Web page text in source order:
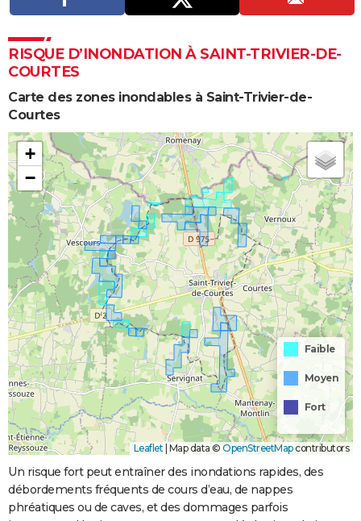
Se connecter
Entreprises
Service militaire
Avis de recherche
FORUM
Bricolage
Lifestyle
Culture
Sport
Auto
Television
Voyage
Cinema
RISQUE D’INONDATION À SAINT-TRIVIER-DE-
COURTES
Carte des zones inondables à Saint-Trivier-de-
Courtes
+
−
Faible
Moyen
Fort
Leaflet | Map data © OpenStreetMapcontributors
Un risque fort peut entraîner des inondations rapides, des
débordements fréquents de cours d’eau, de nappes
phréatiques ou de caves, et des dommages parfois